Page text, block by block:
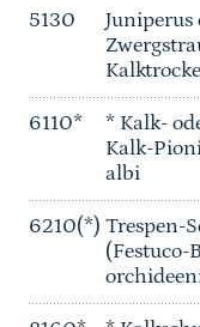
5130
6110*
* Kalk-
Kalk-
albi
6210(*) Trespen-
(Festuco-